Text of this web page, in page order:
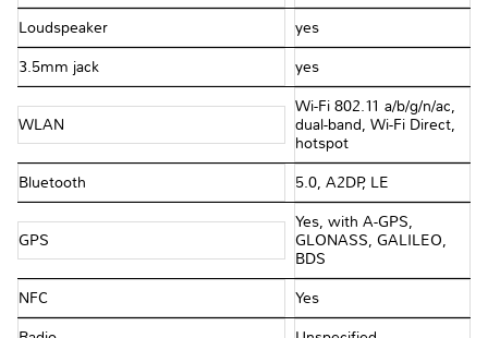
Loudspeaker yes
3.5mm jack yes
WLAN
Wi-Fi 802.11 a/b/g/n/ac,
dual-band, Wi-Fi Direct,
hotspot
Bluetooth 5.0, A2DP, LE
GPS
Yes, with A-GPS,
GLONASS, GALILEO,
BDS
NFC Yes